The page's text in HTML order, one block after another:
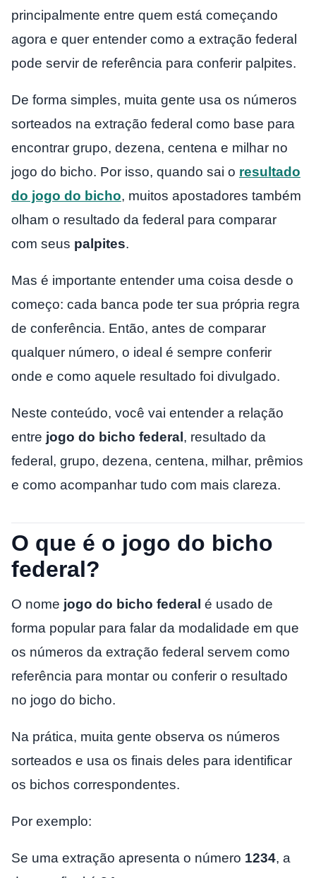
principalmente entre quem está começando
agora e quer entender como a extração federal
pode servir de referência para conferir palpites.
De forma simples, muita gente usa os números
sorteados na extração federal como base para
encontrar grupo, dezena, centena e milhar no
jogo do bicho. Por isso, quando sai o resultado
do jogo do bicho, muitos apostadores também
olham o resultado da federal para comparar
com seus palpites.
Mas é importante entender uma coisa desde o
começo: cada banca pode ter sua própria regra
de conferência. Então, antes de comparar
qualquer número, o ideal é sempre conferir
onde e como aquele resultado foi divulgado.
Neste conteúdo, você vai entender a relação
entre jogo do bicho federal , resultado da
federal, grupo, dezena, centena, milhar, prêmios
e como acompanhar tudo com mais clareza.
O que é o jogo do bicho
federal?
O nome jogo do bicho federal é usado de
forma popular para falar da modalidade em que
os números da extração federal servem como
referência para montar ou conferir o resultado
no jogo do bicho.
Na prática, muita gente observa os números
sorteados e usa os finais deles para identificar
os bichos correspondentes.
Por exemplo:
Se uma extração apresenta o número 1234, a